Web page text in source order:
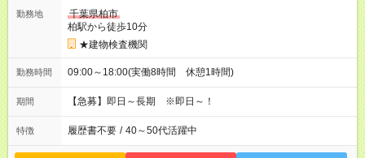
勤務地
千葉県柏市
柏駅から徒歩10分
★建物検査機関
勤務時間 09:00～18:00(実働8時間 休憩1時間)
期間 【急募】即日～長期 ※即日～！
特徴 履歴書不要 / 40～50代活躍中